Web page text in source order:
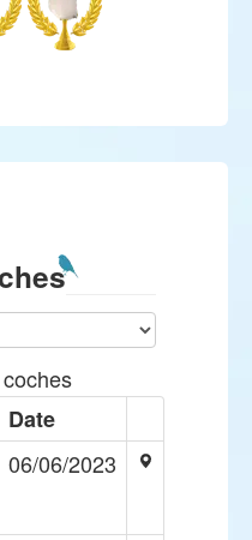
Date
06/06/2023